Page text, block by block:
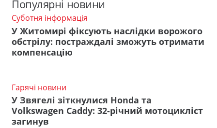
Популярні новини
Суботня інформація
У Житомирі фіксують наслідки ворожого
обстрілу: постраждалі зможуть отримати
компенсацію
Гарячі новини
У Звягелі зіткнулися Honda та
Volkswagen Caddy: 32-річний мотоцикліст
загинув